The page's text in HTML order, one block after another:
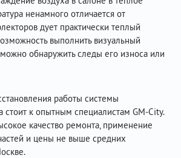
ненамного отличается от
дует практически теплый
выполнить визуальный
обнаружить следы его износа или
работы системы
стоит к опытным специалистам GM-City.
качество ремонта, применение
и цены не выше средних